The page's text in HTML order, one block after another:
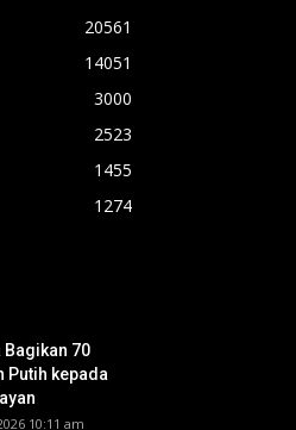
20561
14051
3000
2523
1455
1274
70
Putih kepada
10:11 am